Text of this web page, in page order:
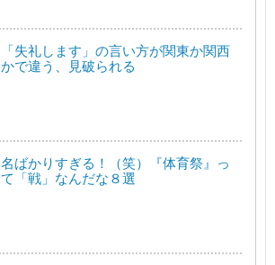
「失礼します」の言い方が関東か関西
かで違う、見破られる
名ばかりすぎる！（笑）『体育祭』っ
て「戦」なんだな８選